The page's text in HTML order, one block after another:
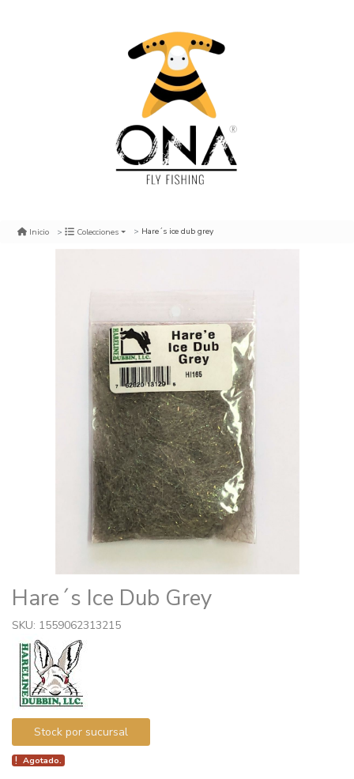
Inicio Colecciones Hare´s ice dub grey
Hare´s Ice Dub Grey
SKU: 1559062313215
Stock por sucursal
Agotado.